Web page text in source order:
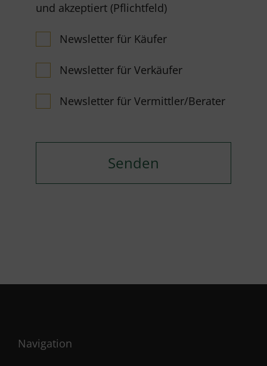
und akzeptiert (Pflichtfeld)
Newsletter für Käufer
Newsletter für Verkäufer
Newsletter für Vermittler/Berater
Navigation